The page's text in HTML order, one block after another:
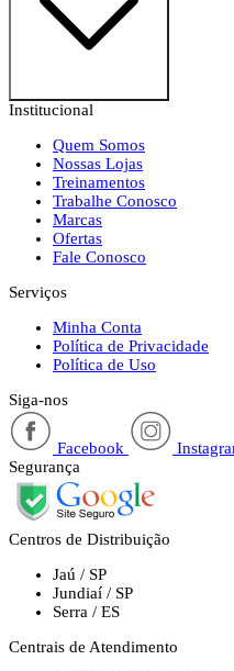
Institucional
Quem Somos
Nossas Lojas
Treinamentos
Trabalhe Conosco
Marcas
Ofertas
Fale Conosco
Serviços
Minha Conta
Política de Privacidade
Política de Uso
Siga-nos
Facebook
Segurança
Centros de Distribuição
Jaú / SP
Jundiaí / SP
Serra / ES
Centrais de Atendimento